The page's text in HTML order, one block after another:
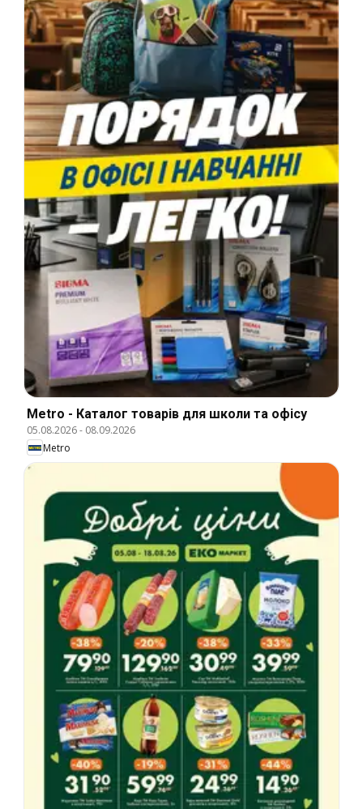
Metro - Каталог товарів для школи та офісу
05.08.2026- 08.09.2026
Metro